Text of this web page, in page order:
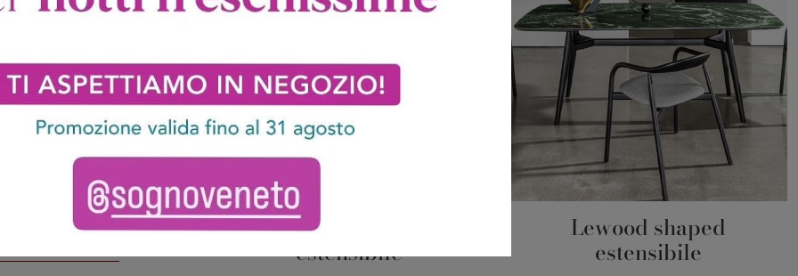
Slim 20 Lewood rettangolare
estensibile
Lewood shaped
estensibile